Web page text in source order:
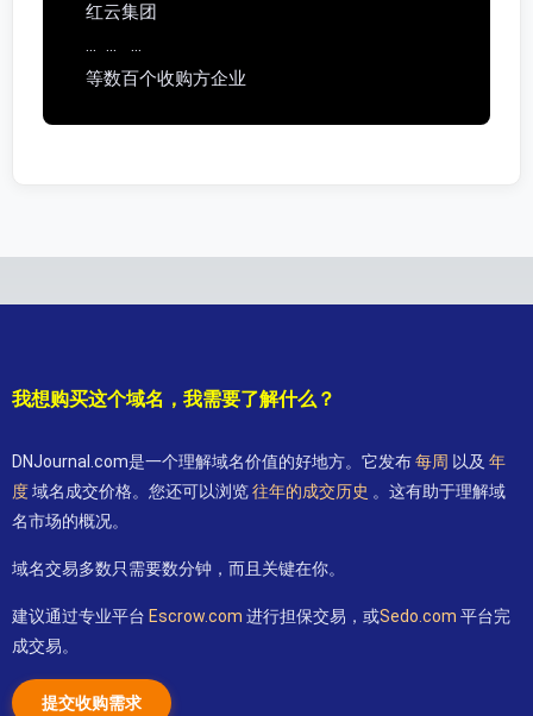
红云集团
... ... ...
等数百个收购方企业
我想购买这个域名，我需要了解什么？
DNJournal.com是一个理解域名价值的好地方。它发布每周 以及 年
度域名成交价格。您还可以浏览往年的成交历史 。这有助于理解域
名市场的概况。
域名交易多数只需要数分钟，而且关键在你。
建议通过专业平台 Escrow.com 进行担保交易，或Sedo.com 平台完
成交易。
提交收购需求